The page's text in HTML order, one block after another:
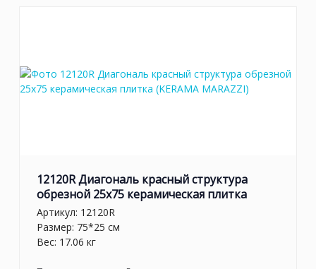
12120R Диагональ красный структура
обрезной 25х75 керамическая плитка
Артикул: 12120R
Размер: 75*25 см
Вес: 17.06 кг